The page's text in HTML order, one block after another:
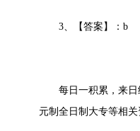
3、【答案】：b
每日一积累，来日
元制全日制大专等相